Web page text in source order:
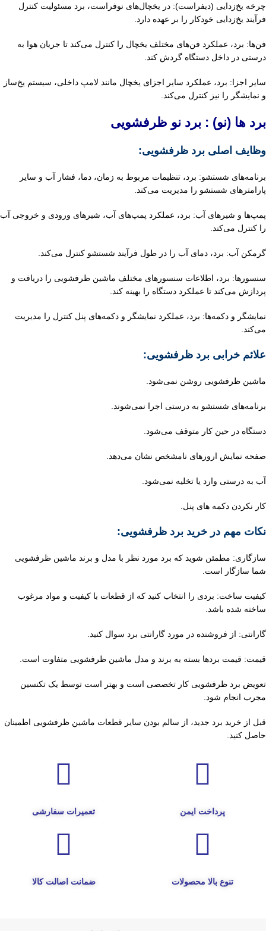
چرخه یخ‌زدایی (دیفراست): در یخچال‌های نوفراست، برد مسئولیت کنترل
فرآیند یخ‌زدایی خودکار را بر عهده دارد.
فن‌ها: برد، عملکرد فن‌های مختلف یخچال را کنترل می‌کند تا جریان هوا به
درستی در داخل دستگاه گردش کند.
سایر اجزا: برد، عملکرد سایر اجزای یخچال مانند لامپ داخلی، سیستم یخ‌ساز
و نمایشگر را نیز کنترل می‌کند.
برد ها (نو) : برد نو ظرفشویی
وظایف اصلی برد ظرفشویی:
برنامه‌های شستشو: برد، تنظیمات مربوط به زمان، دما، فشار آب و سایر
پارامترهای شستشو را مدیریت می‌کند.
پمپ‌ها و شیرهای آب: برد، عملکرد پمپ‌های آب، شیرهای ورودی و خروجی آب
را کنترل می‌کند.
گرمکن آب: برد، دمای آب را در طول فرآیند شستشو کنترل می‌کند.
سنسورها: برد، اطلاعات سنسورهای مختلف ماشین ظرفشویی را دریافت و
پردازش می‌کند تا عملکرد دستگاه را بهینه کند.
نمایشگر و دکمه‌ها: برد، عملکرد نمایشگر و دکمه‌های پنل کنترل را مدیریت
می‌کند.
علائم خرابی برد ظرفشویی:
ماشین ظرفشویی روشن نمی‌شود.
برنامه‌های شستشو به درستی اجرا نمی‌شوند.
دستگاه در حین کار متوقف می‌شود.
صفحه نمایش ارورهای نامشخص نشان می‌دهد.
آب به درستی وارد یا تخلیه نمی‌شود.
کار نکردن دکمه های پنل.
نکات مهم در خرید برد ظرفشویی:
سازگاری: مطمئن شوید که برد مورد نظر با مدل و برند ماشین ظرفشویی
شما سازگار است.
کیفیت ساخت: بردی را انتخاب کنید که از قطعات با کیفیت و مواد مرغوب
ساخته شده باشد.
گارانتی: از فروشنده در مورد گارانتی برد سوال کنید.
قیمت: قیمت بردها بسته به برند و مدل ماشین ظرفشویی متفاوت است.
تعویض برد ظرفشویی کار تخصصی است و بهتر است توسط یک تکنسین
مجرب انجام شود.
قبل از خرید برد جدید، از سالم بودن سایر قطعات ماشین ظرفشویی اطمینان
حاصل کنید.
پرداخت ایمن تعمیرات سفارشی
تنوع بالا محصولات ضمانت اصالت کالا